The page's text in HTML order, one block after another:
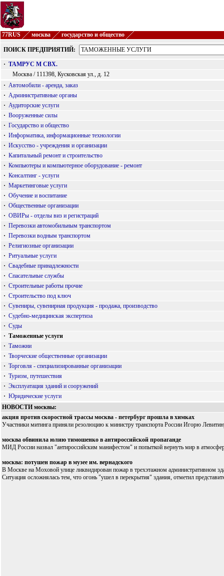
77RUS москва государство и общество
ПОИСК ПРЕДПРИЯТИЙ:
· ТАМРУС М СВХ.
Москва / 111398, Кусковская ул., д. 12
· Автомобили - аренда, заказ
· Административные органы
· Аудиторские услуги
· Вооруженные силы
· Государство и общество
· Информатика, информационные технологии
· Искусство - учреждения и организации
· Капитальный ремонт и строительство
· Компьютеры и компьютерное оборудование - ремонт
· Консалтинг - услуги
· Маркетинговые услуги
· Обучение и воспитание
· Общественные организации
· ОВИРы - отделы виз и регистраций
· Перевозки автомобильным транспортом
· Перевозки водным транспортом
· Религиозные организации
· Ритуальные услуги
· Свадебные принадлежности
· Спасательные службы
· Строительные работы прочие
· Строительство под ключ
· Сувениры, сувенирная продукция - продажа, производство
· Судебно-медицинская экспертиза
· Суды
· Таможенные услуги
· Таможни
· Творческие общественные организации
· Торговля - специализированные организации
· Туризм, путешествия
· Эксплуатация зданий и сооружений
· Юридические услуги
НОВОСТИ москвы:
акция против скоростной трассы москва - петербург прошла в химках
Участники митинга приняли резолюцию к министру транспорта России Игорю
москва обвинила юлию тимошенко в антироссийской пропаганде
МИД России назвал "антироссийским манифестом" и попыткой вернуть мир в
москва: потушен пожар в музее им. вернадского
В Москве на Моховой улице ликвидирован пожар в трехэтажном административном
Ситуация осложнялась тем, что огонь "ушел в перекрытия" здания, отметил